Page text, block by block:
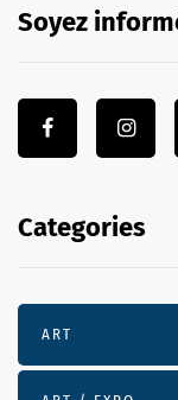
Soyez
Categories
ART